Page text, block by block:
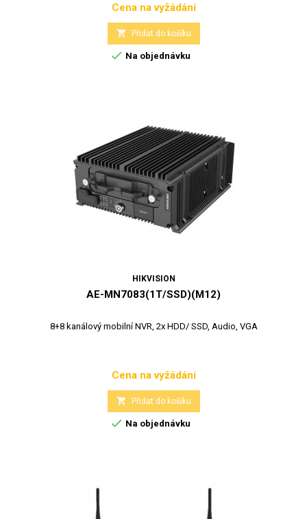
Cena
Cena na vyžádání
 Přidat do košíku
 Na objednávku
HIKVISION
AE-MN7083(1T/SSD)(M12)
8+8 kanálový mobilní NVR, 2x HDD/ SSD, Audio, VGA
Cena
Cena na vyžádání
 Přidat do košíku
 Na objednávku